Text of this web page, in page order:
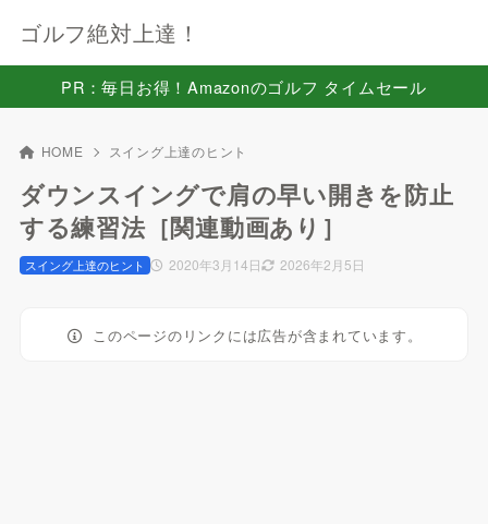
ゴルフ絶対上達！
PR：毎日お得！Amazonのゴルフ タイムセール
HOME スイング上達のヒント
ダウンスイングで肩の早い開きを防止
する練習法［関連動画あり］
2020年3月14日 2026年2月5日
スイング上達のヒント
このページのリンクには広告が含まれています。